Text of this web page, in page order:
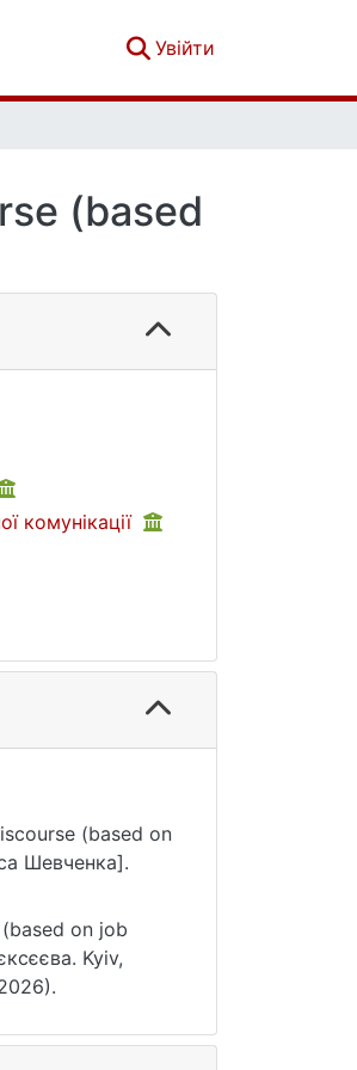
Увійти
(based
комунікації
(based on
Шевченка].
on job
Kyiv,